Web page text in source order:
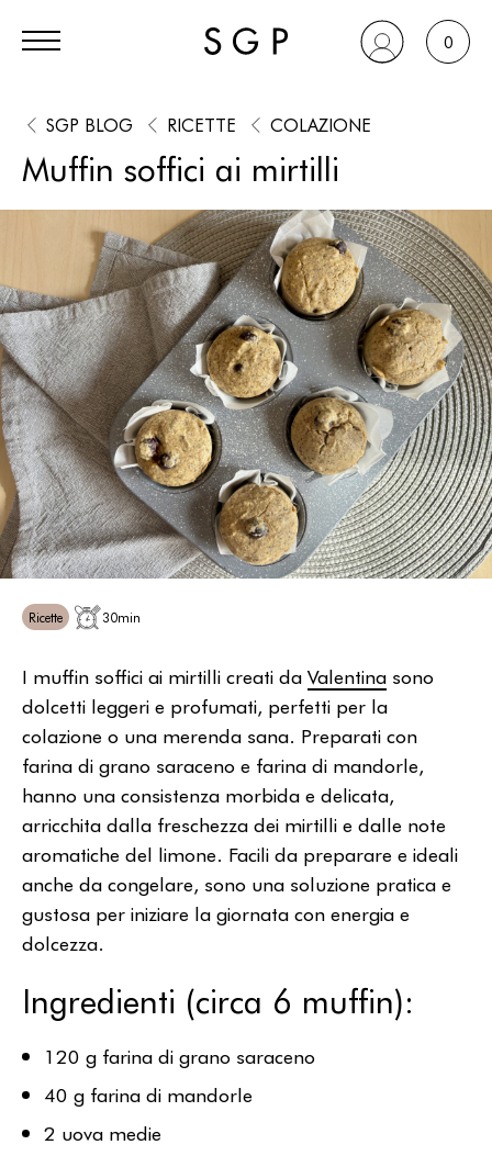
0
SGP BLOG RICETTE COLAZIONE
Muffin soffici ai mirtilli
Ricette 30min
I muffin soffici ai mirtilli creati da Valentina sono
dolcetti leggeri e profumati, perfetti per la
colazione o una merenda sana. Preparati con
farina di grano saraceno e farina di mandorle,
hanno una consistenza morbida e delicata,
arricchita dalla freschezza dei mirtilli e dalle note
aromatiche del limone. Facili da preparare e ideali
anche da congelare, sono una soluzione pratica e
gustosa per iniziare la giornata con energia e
dolcezza.
Ingredienti (circa 6 muffin):
120 g farina di grano saraceno
40 g farina di mandorle
2 uova medie